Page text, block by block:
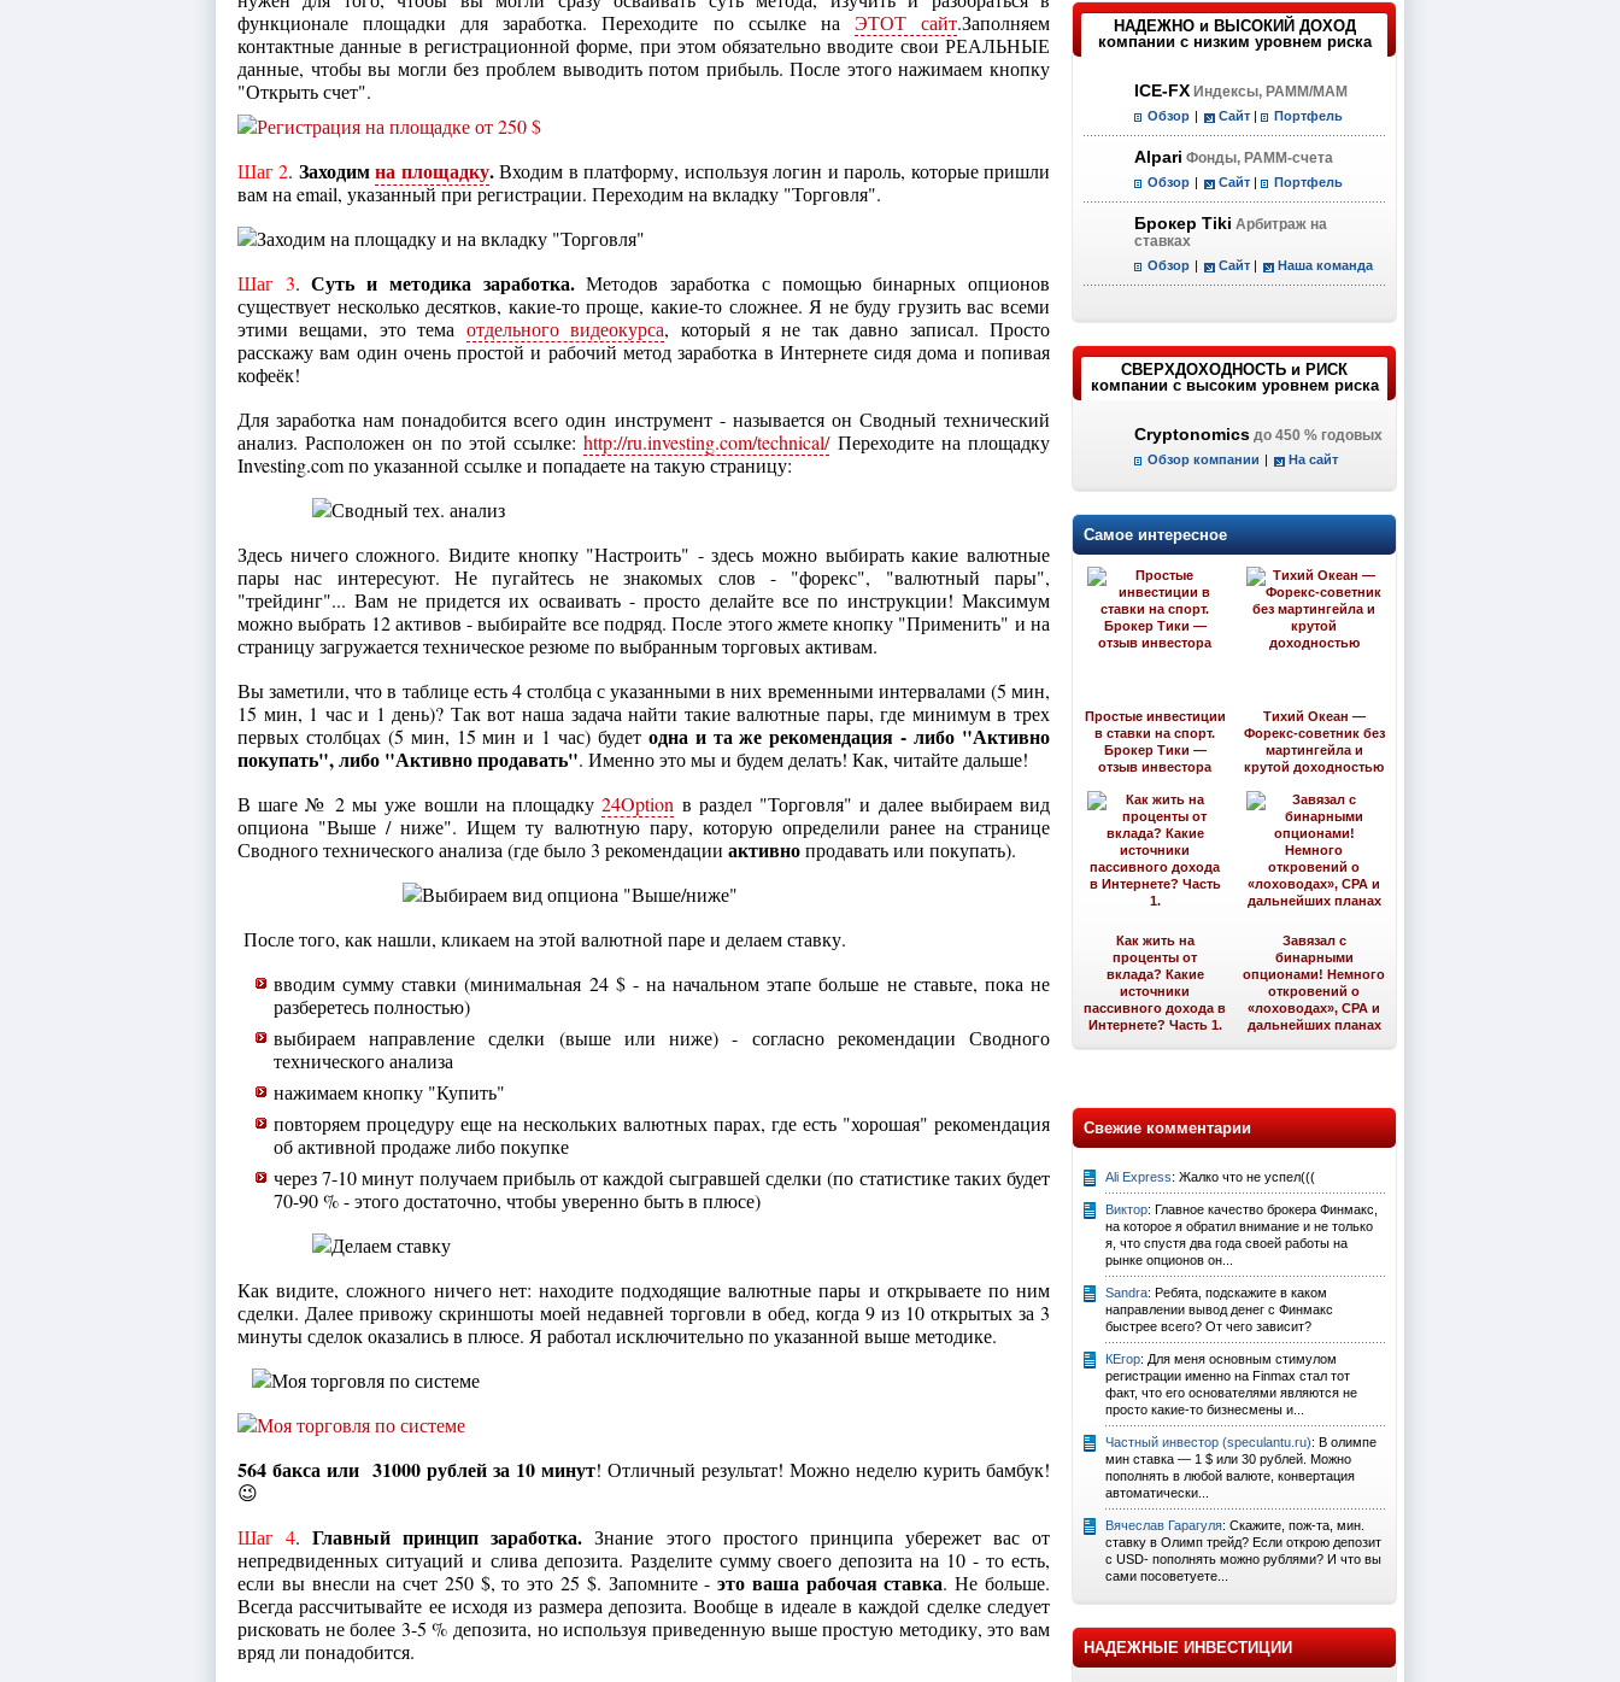
функционале площадки для заработка. Переходите по ссылке на ЭТОТ сайт.Заполняем
контактные данные в регистрационной форме, при этом обязательно вводите свои РЕАЛЬНЫЕ
данные, чтобы вы могли без проблем выводить потом прибыль. После этого нажимаем кнопку
"Открыть счет".
Шаг 2. Заходимна площадку.Входим в платформу, используя логин и пароль, которые пришли
вам на email, указанный при регистрации. Переходим на вкладку "Торговля".
Шаг 3.Суть и методика заработка.Методов заработка с помощью бинарных опционов
существует несколько десятков, какие-то проще, какие-то сложнее. Я не буду грузить вас всеми
этими вещами, это тема отдельного видеокурса, который я не так давно записал. Просто
расскажу вам один очень простой и рабочий метод заработка в Интернете сидя дома и попивая
кофеёк!
Для заработка нам понадобится всего один инструмент - называется он Сводный технический
анализ. Расположен он по этой ссылке:http://ru.investing.com/technical/Переходите на площадку
Investing.com по указанной ссылке и попадаете на такую страницу:
Здесь ничего сложного. Видите кнопку "Настроить" - здесь можно выбирать какие валютные
пары нас интересуют. Не пугайтесь не знакомых слов - "форекс", "валютный пары",
"трейдинг"... Вам не придется их осваивать - просто делайте все по инструкции! Максимум
можно выбрать 12 активов - выбирайте все подряд. После этого жмете кнопку "Применить" и на
страницу загружается техническое резюме по выбранным торговых активам.
Вы заметили, что в таблице есть 4 столбца с указанными в них временными интервалами (5 мин,
15 мин, 1 час и 1 день)? Так вот наша задача найти такие валютные пары, где минимум в трех
первых столбцах (5 мин, 15 мин и 1 час) будетодна и та же рекомендация - либо "Активно
покупать", либо "Активно продавать". Именно это мы и будем делать! Как, читайте дальше!
В шаге № 2 мы уже вошли на площадку24Option в раздел "Торговля" и далее выбираем вид
опциона "Выше / ниже". Ищем ту валютную пару, которую определили ранее на странице
Сводного технического анализа (где было 3 рекомендации активнопродавать или покупать).
После того, как нашли, кликаем на этой валютной паре и делаем ставку.
вводим сумму ставки (минимальная 24 $ - на начальном этапе больше не ставьте, пока не
разберетесь полностью)
выбираем направление сделки (выше или ниже) - согласно рекомендации Сводного
технического анализа
нажимаем кнопку "Купить"
повторяем процедуру еще на нескольких валютных парах, где есть "хорошая" рекомендация
об активной продаже либо покупке
через 7-10 минут получаем прибыль от каждой сыгравшей сделки (по статистике таких будет
70-90 % - этого достаточно, чтобы уверенно быть в плюсе)
Как видите, сложного ничего нет: находите подходящие валютные пары и открываете по ним
сделки. Далее привожу скриншоты моей недавней торговли в обед, когда 9 из 10 открытых за 3
минуты сделок оказались в плюсе. Я работал исключительно по указанной выше методике.
564 бакса или 31000 рублей за 10 минут! Отличный результат! Можно неделю курить бамбук!
😉
Шаг 4.Главный принцип заработка.Знание этого простого принципа убережет вас от
непредвиденных ситуаций и слива депозита. Разделите сумму своего депозита на 10 - то есть,
если вы внесли на счет 250 $, то это 25 $. Запомните -это ваша рабочая ставка. Не больше.
Всегда рассчитывайте ее исходя из размера депозита. Вообще в идеале в каждой сделке следует
рисковать не более 3-5 % депозита, но используя приведенную выше простую методику, это вам
вряд ли понадобится.
НАДЕЖНО и ВЫСОКИЙ ДОХОД
компании с низким уровнем риска
ICE-FX Индексы, PAMM/MAM
Обзор | Сайт | Портфель
Alpari Фонды, PAMM-счета
Обзор | Сайт | Портфель
Брокер Tiki Арбитраж на
ставках
Обзор | Сайт | Наша команда
СВЕРХДОХОДНОСТЬ и РИСК
компании с высоким уровнем риска
Cryptonomics до 450 % годовых
Обзор компании | На сайт
Самое интересное
Простые инвестиции
в ставки на спорт.
Брокер Тики —
отзыв инвестора
Тихий Океан —
Форекс-советник без
мартингейла и
крутой доходностью
Как жить на
проценты от
вклада? Какие
источники
пассивного дохода в
Интернете? Часть 1.
Завязал с
бинарными
опционами! Немного
откровений о
«лоховодах», CPA и
дальнейших планах
Свежие комментарии
Ali Express: Жалко что не успел(((
Виктор: Главное качество брокера Финмакс,
на которое я обратил внимание и не только
я, что спустя два года своей работы на
рынке опционов он...
Sandra: Ребята, подскажите в каком
направлении вывод денег с Финмакс
быстрее всего? От чего зависит?
КЕгор: Для меня основным стимулом
регистрации именно на Finmax стал тот
факт, что его основателями являются не
просто какие-то бизнесмены и...
Частный инвестор (speculantu.ru): В олимпе
мин ставка — 1 $ или 30 рублей. Можно
пополнять в любой валюте, конвертация
автоматически...
Вячеслав Гарагуля: Скажите, пож-та, мин.
ставку в Олимп трейд? Если открою депозит
с USD- пополнять можно рублями? И что вы
сами посоветуете...
НАДЕЖНЫЕ ИНВЕСТИЦИИ